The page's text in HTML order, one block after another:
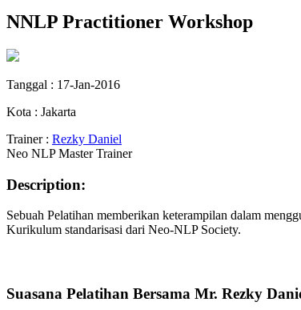
NNLP Practitioner Workshop
Tanggal : 17-Jan-2016
Kota : Jakarta
Trainer : Rezky Daniel
Neo NLP Master Trainer
Description:
Sebuah Pelatihan memberikan keterampilan dalam
Kurikulum standarisasi dari Neo-NLP Society.
Suasana Pelatihan Bersama Mr. Rezky